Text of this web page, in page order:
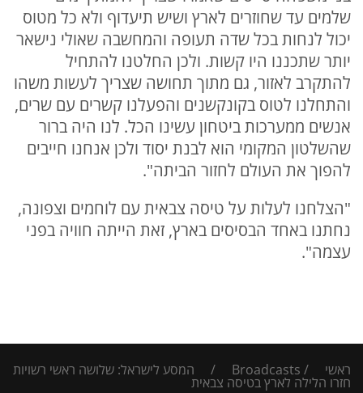
שלמים עד שחוזרים לארץ ושיש תיעדוף ולא כל מטוס
יכול לנחות בכל שדה תעופה והמחשבה שאולי נישאר
יותר שתכננו היו קשות. ולכן החלטנו להתחיל
להתקרב לאזור, גם מתוך תחושה שצריך לעשות משהו
והתחלנו לטוס בקונקשנים והפעלנו קשרים עם שרים,
אנשים ממערכות ביטחון עשינו הכל. לנו היה ברור
שהשלטון המקומי הוא לבנת יסוד ולכן אנחנו חייבים
להפוך את העולם לחזור הביתה".
"הצלחנו לעלות על טיסה צבאית עם לוחמים וצפונה,
נחתנו באחד הבסיסים בארץ, זאת הייתה חוויה בפני
עצמה".
ראשי /
Broadcasts
/ המסע לישראל: שלושה ראשי רשויות
חזרו הלילה לארץ בטיסה צבאית